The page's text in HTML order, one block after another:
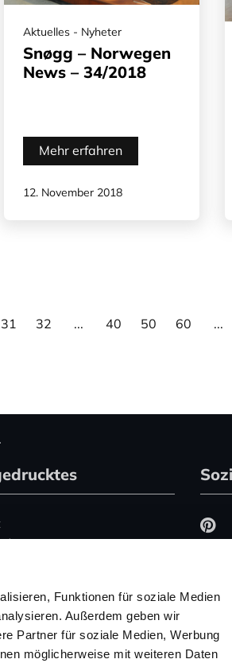
Funktionen für soziale Medien
Außerdem geben wir
Partner für soziale Medien, Werbung
möglicherweise mit weiteren Daten
Aktuelles - Nyheter
Snøgg – Norwegen
News – 34/2018
Mehr erfahren
12. November 2018
31 32 ... 40 50 60 ...
zur Buchung